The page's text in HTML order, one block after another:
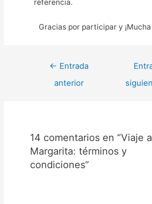
referencia.
Gracias por participar y
← Entrada
anterior
14 comentarios en “Viaje a
Margarita: términos y
condiciones”